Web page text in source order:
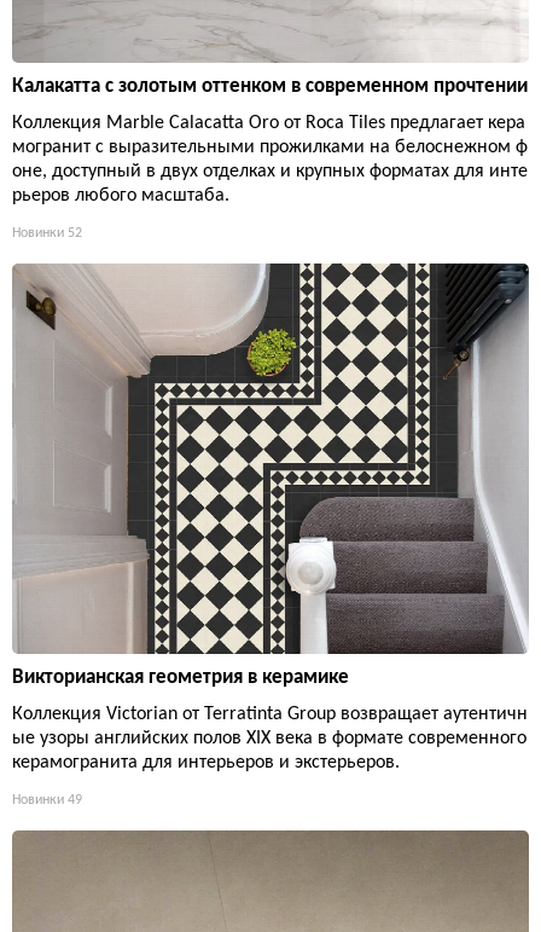
Калакатта с золотым оттенком в современном прочтении
Коллекция Marble Calacatta Oro от Roca Tiles предлагает кера
могранит с выразительными прожилками на белоснежном ф
оне, доступный в двух отделках и крупных форматах для инте
рьеров любого масштаба.
Новинки 52
Викторианская геометрия в керамике
Коллекция Victorian от Terratinta Group возвращает аутентичн
ые узоры английских полов XIX века в формате современного
керамогранита для интерьеров и экстерьеров.
Новинки 49